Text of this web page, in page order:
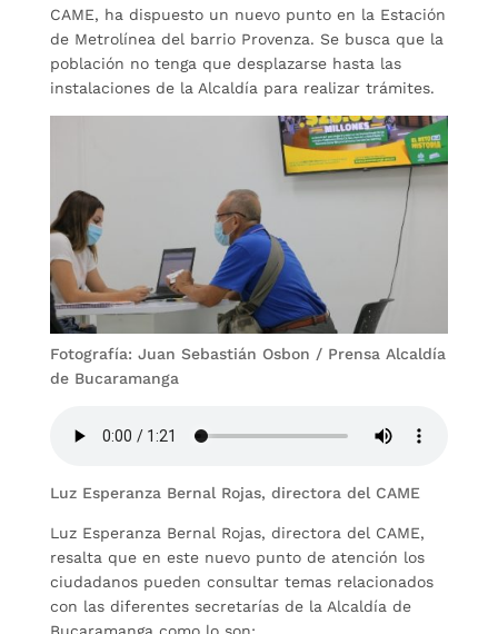
CAME, ha dispuesto un nuevo punto en la Estación
de Metrolínea del barrio Provenza. Se busca que la
población no tenga que desplazarse hasta las
instalaciones de la Alcaldía para realizar trámites.
Fotografía: Juan Sebastián Osbon / Prensa Alcaldía
de Bucaramanga
Luz Esperanza Bernal Rojas, directora del CAME
Luz Esperanza Bernal Rojas, directora del CAME,
resalta que en este nuevo punto de atención los
ciudadanos pueden consultar temas relacionados
con las diferentes secretarías de la Alcaldía de
Bucaramanga como lo son: